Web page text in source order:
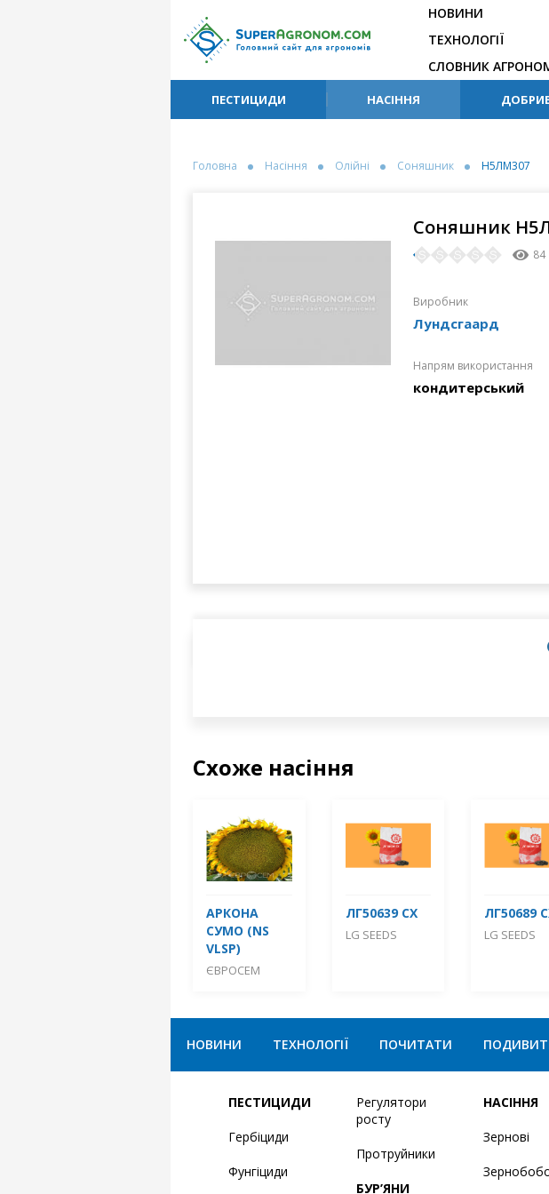
НОВИНИ
ТЕХНОЛОГІЇ
СЛОВНИК
ПЕСТИЦИДИ НАСІННЯ
Головна Насіння Олійні Соняшник Н5ЛМ307
Соняшник
84
Виробник
Лундсгаард
Напрям використання
кондитерський
Схоже насіння
АРКОНА
СУМО (NS
VLSP)
ЄВРОСЕМ
ЛГ50639 СХ
LG SEEDS
ЛГ50689
LG SEEDS
НОВИНИ ТЕХНОЛОГІЇ ПОЧИТАТИ
ПЕСТИЦИДИ
Гербіциди
Фунгіциди
Регулятори
росту
Протруйники
БУР’ЯНИ
НАСІННЯ
Зернові